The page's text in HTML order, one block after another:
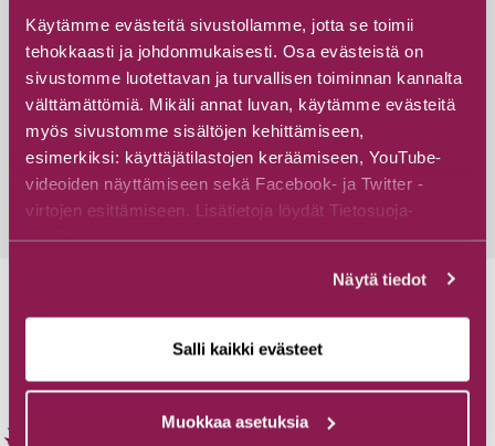
Käytämme evästeitä sivustollamme, jotta se toimii
tehokkaasti ja johdonmukaisesti. Osa evästeistä on
sivustomme luotettavan ja turvallisen toiminnan kannalta
välttämättömiä. Mikäli annat luvan, käytämme evästeitä
myös sivustomme sisältöjen kehittämiseen,
esimerkiksi: käyttäjätilastojen keräämiseen, YouTube-
videoiden näyttämiseen sekä Facebook- ja Twitter -
virtojen esittämiseen. Lisätietoja löydät Tietosuoja-
sivuiltamme.
Näytä tiedot
Salli kaikki evästeet
Muokkaa asetuksia
Risusuon lintutorni
Suoliperäntie 9, 89680 Suomussalmi
Tutustu